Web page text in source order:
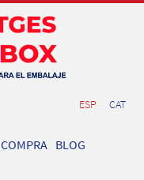
ESP CAT
COMPRA BLOG